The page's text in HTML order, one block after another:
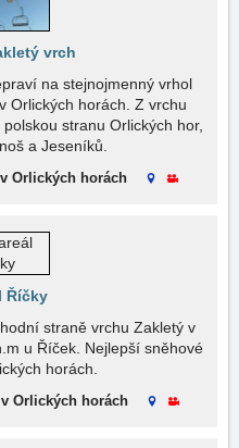
vrch
na stejnojmenný vrhol
stranu Orlických hor,
a Jeseníků.
Orlických horách
Říčky
straně vrchu Zakletý v
u Říček. Nejlepší sněhové
horách.
Orlických horách